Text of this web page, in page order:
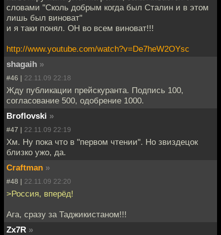
словами "Сколь добрым когда был Сталин и в этом
лишь был виноват"
и я таки понял. ОН во всем виноват!!!
http://www.youtube.com/watch?v=De7heW2OYsc
shagaih »
#46 | 22.11.09 22:18
Жду публикации прейскуранта. Подпись 100,
согласование 500, одобрение 1000.
Broflovski »
#47 | 22.11.09 22:19
Хм. Ну пока что в "первом чтении". Но звиздецок
близко ужо, да.
Craftman »
#48 | 22.11.09 22:20
>Россия, вперёд!
Ага, сразу за Таджикистаном!!!
Zx7R »